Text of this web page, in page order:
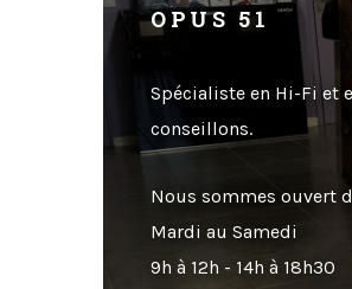
OPUS 51
Spécialiste en Hi-Fi et
conseillons.
Nous sommes ouvert
Mardi au Samedi
9h à 12h - 14h à 18h30